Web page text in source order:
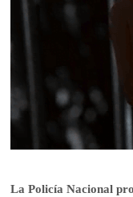
La Policía Nacional